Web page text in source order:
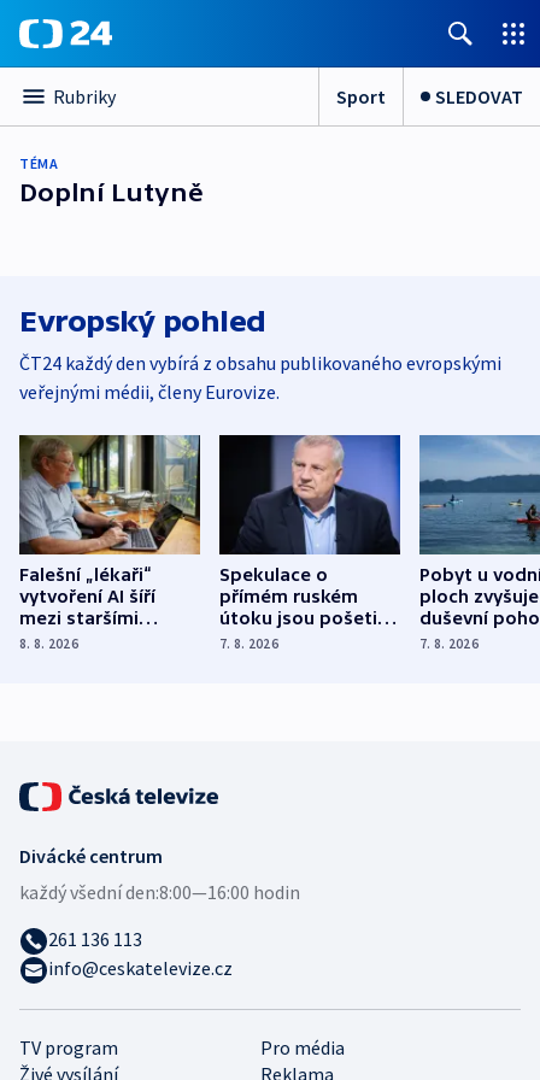
Rubriky Sport SLEDOVAT
TÉMA
Doplní Lutyně
Evropský pohled
ČT24 každý den vybírá z obsahu publikovaného evropskými
veřejnými médii, členy Eurovize.
Falešní „lékaři“
vytvoření AI šíří
mezi staršími
Poláky nebezpečné
8. 8. 2026
Spekulace o
přímém ruském
útoku jsou pošetilé,
míní estonský
7. 8. 2026
Pobyt u
ploch zvyšuje
duševní
ukázala
7. 8. 2026
TV program
Pro média
Živé vysílání
Reklama
Divácké centrum
každý všední den:8:00—16:00 hodin
261 136 113
info@ceskatelevize.cz